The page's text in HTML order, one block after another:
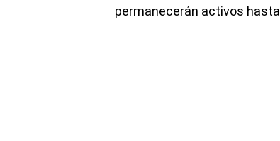
permanecerán activos